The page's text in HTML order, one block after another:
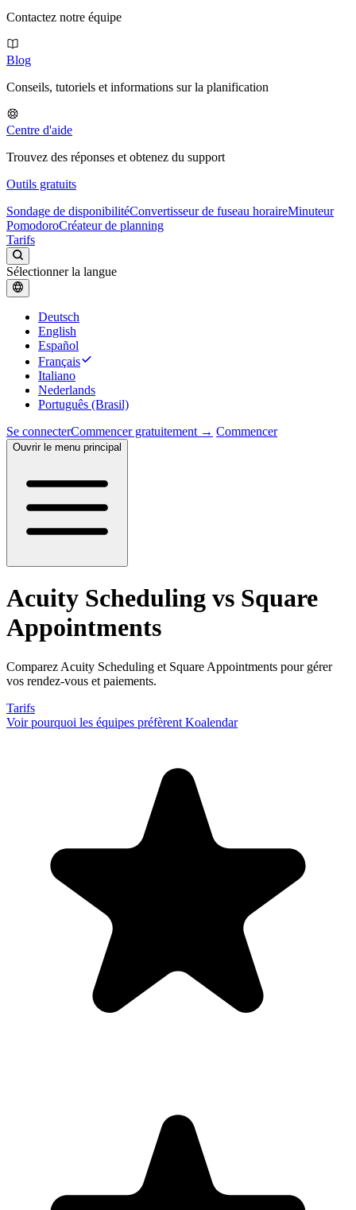
Contactez notre équipe
Blog
Conseils, tutoriels et informations sur la planification
Centre d'aide
Trouvez des réponses et obtenez du support
Outils gratuits
Sondage de disponibilitéConvertisseur de fuseau horaireMinuteur
PomodoroCréateur de planning
Tarifs
Sélectionner la langue
Deutsch
English
Español
Français
Italiano
Nederlands
Português (Brasil)
Se connecterCommencer gratuitement → Commencer
Ouvrir le menu principal
Acuity Scheduling vs Square
Appointments
Comparez Acuity Scheduling et Square Appointments pour gérer
vos rendez-vous et paiements.
Tarifs
Voir pourquoi les équipes préfèrent Koalendar